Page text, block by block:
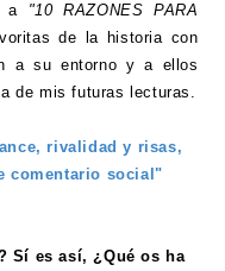
a "10 RAZONES PARA
de la historia con
a su entorno y a ellos
de mis futuras lecturas.
rivalidad y risas,
comentario social"
Sí es así, ¿Qué os ha